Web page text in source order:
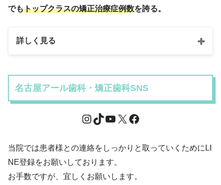
でもトップクラスの矯正治療症例数を誇る。
詳しく見る
名古屋アール歯科・矯正歯科SNS
当院では患者様との連絡をしっかりと取っていくためにLI
NE登録をお願いしております。
お手数ですが、宜しくお願いします。